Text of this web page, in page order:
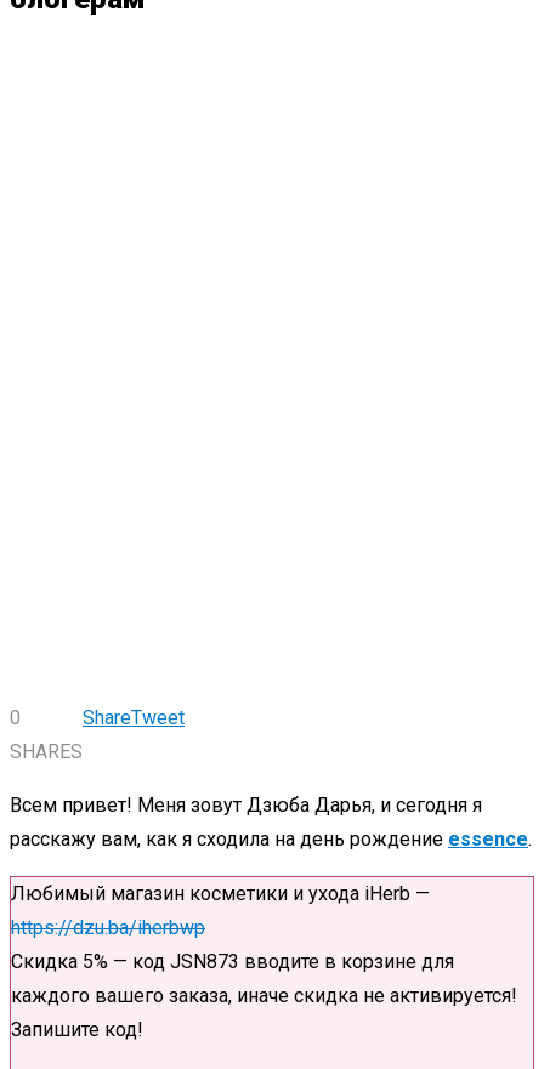
0
SHARES
ShareTweet
Всем привет! Меня зовут Дзюба Дарья, и сегодня я
расскажу вам, как я сходила на день рождение essence.
Любимый магазин косметики и ухода iHerb —
https://dzu.ba/iherbwp
Скидка 5% — код JSN873 вводите в корзине для
каждого вашего заказа, иначе скидка не активируется!
Запишите код!